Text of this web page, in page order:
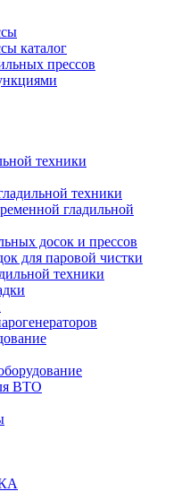
каталог
прессов
техники
техники
гладильной
досок и прессов
для паровой чистки
техники
ВТО